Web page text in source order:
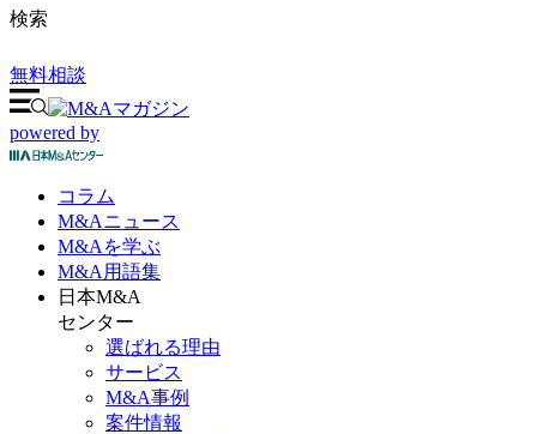
検索
無料相談
powered by
コラム
M&Aニュース
M&Aを学ぶ
M&A 用語集
日本M&A
センター
選ばれる理由
サービス
M&A事例
案件情報